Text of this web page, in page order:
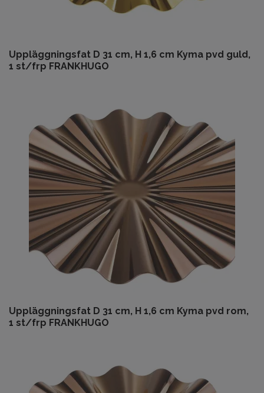
Uppläggningsfat D 31 cm, H 1,6 cm Kyma pvd guld,
1 st/frp FRANKHUGO
Uppläggningsfat D 31 cm, H 1,6 cm Kyma pvd rom,
1 st/frp FRANKHUGO